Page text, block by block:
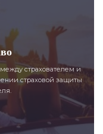
страхователем и
страховой защиты